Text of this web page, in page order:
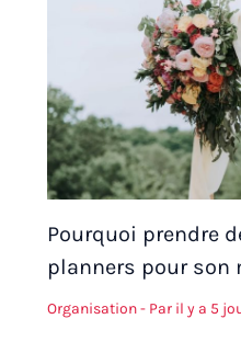
Pourquoi prendre
planners pour son
Organisation- Par il y a 5